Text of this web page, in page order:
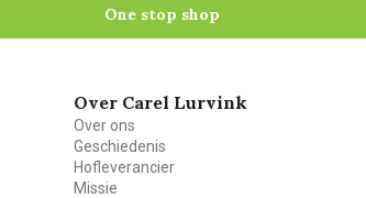
One stop shop
Over Carel Lurvink
Over ons
Geschiedenis
Hofleverancier
Missie